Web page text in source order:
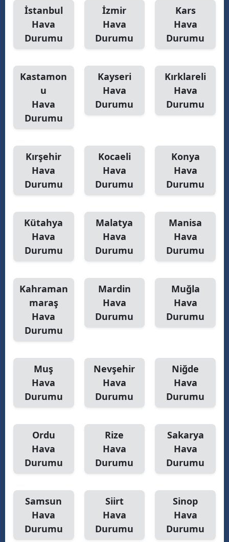
İstanbul
Hava
Durumu
İzmir
Hava
Durumu
Kars
Hava
Durumu
Kastamon
u
Hava
Durumu
Kayseri
Hava
Durumu
Kırklareli
Hava
Durumu
Kırşehir
Hava
Durumu
Kocaeli
Hava
Durumu
Konya
Hava
Durumu
Kütahya
Hava
Durumu
Malatya
Hava
Durumu
Manisa
Hava
Durumu
Kahraman
maraş
Hava
Durumu
Mardin
Hava
Durumu
Muğla
Hava
Durumu
Muş
Hava
Durumu
Nevşehir
Hava
Durumu
Niğde
Hava
Durumu
Ordu
Hava
Durumu
Rize
Hava
Durumu
Sakarya
Hava
Durumu
Samsun
Hava
Durumu
Siirt
Hava
Durumu
Sinop
Hava
Durumu